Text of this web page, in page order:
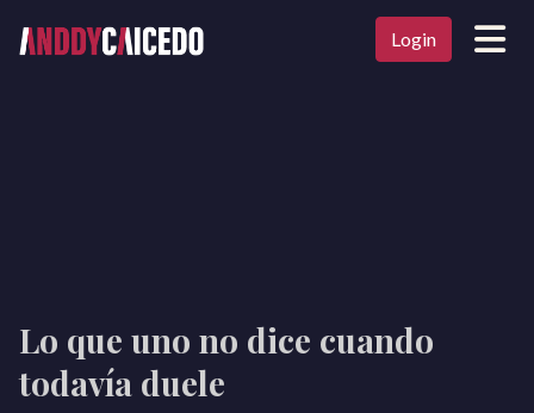
Login
Lo que uno no dice cuando
todavía duele